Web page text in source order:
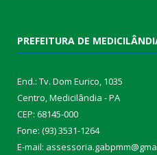
PREFEITURA DE
End.: Tv. Dom Eurico, 1035
Centro, Medicilândia - PA
CEP: 68145-000
Fone: (93) 3531-1264
E-mail: